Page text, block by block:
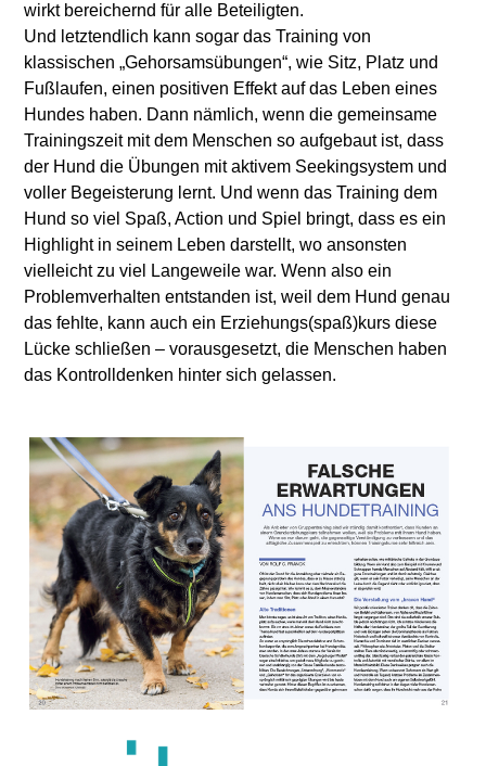
wirkt bereichernd für alle Beteiligten.
Und letztendlich kann sogar das Training von
klassischen „Gehorsamsübungen“, wie Sitz, Platz und
Fußlaufen, einen positiven Effekt auf das Leben eines
Hundes haben. Dann nämlich, wenn die gemeinsame
Trainingszeit mit dem Menschen so aufgebaut ist, dass
der Hund die Übungen mit aktivem Seekingsystem und
voller Begeisterung lernt. Und wenn das Training dem
Hund so viel Spaß, Action und Spiel bringt, dass es ein
Highlight in seinem Leben darstellt, wo ansonsten
vielleicht zu viel Langeweile war. Wenn also ein
Problemverhalten entstanden ist, weil dem Hund genau
das fehlte, kann auch ein Erziehungs(spaß)kurs diese
Lücke schließen – vorausgesetzt, die Menschen haben
das Kontrolldenken hinter sich gelassen.